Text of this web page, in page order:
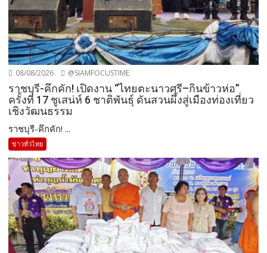
08/08/2026 @SIAMFOCUSTIME
ราชบุรี-คึกคัก! เปิดงาน “ไทยตะนาวศรี–กินข้าวห่อ”
ครั้งที่ 17 ชูเสน่ห์ 6 ชาติพันธุ์ ดันสวนผึ้งสู่เมืองท่องเที่ยว
เชิงวัฒนธรรม
ราชบุรี-คึกคัก! ...
ข่าวทั่วไทย